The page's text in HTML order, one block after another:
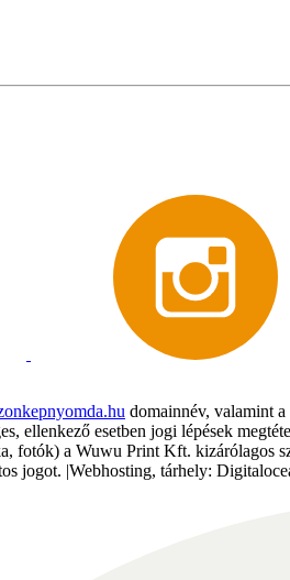
domainnév, valamint
ellenkező esetben jogi lépések
fotók) a Wuwu Print Kft.
jogot. |Webhosting, tárhely: